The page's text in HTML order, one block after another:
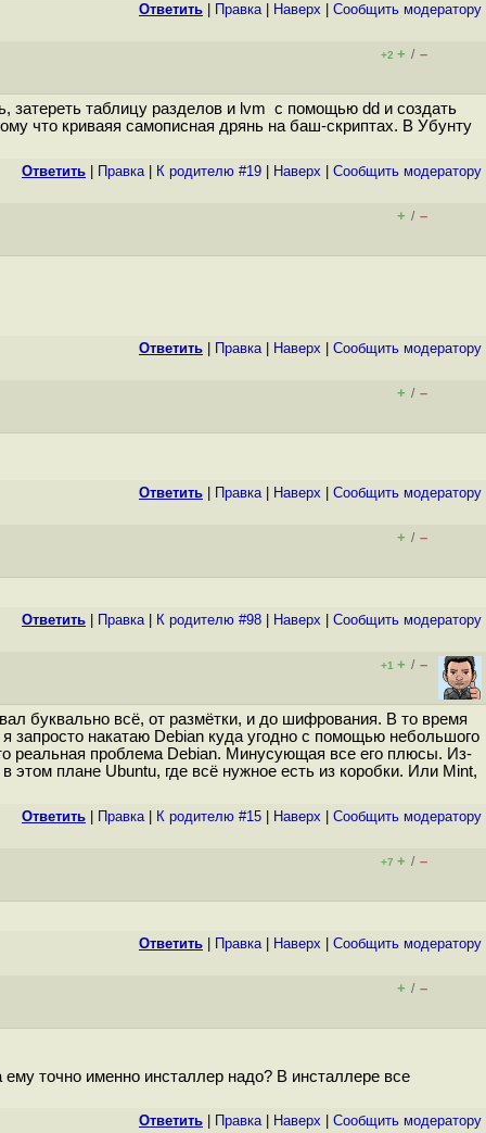
Ответить Правка| Наверх Cообщить модератору
+2 + / –
затереть таблицу разделов и lvm с помощью dd и создать
что криваяя самописная дрянь на баш-скриптах. В Убунту
Ответить Правка| К родителю #19 Наверх Cообщить модератору
+ / –
Ответить Правка| Наверх Cообщить модератору
+ / –
Ответить Правка| Наверх Cообщить модератору
+ / –
Ответить Правка| К родителю #98 Наверх Cообщить модератору
+1 + / –
буквально всё, от размётки, и до шифрования. В то время
запросто накатаю Debian куда угодно с помощью небольшого
реальная проблема Debian. Минусующая все его плюсы. Из-
этом плане Ubuntu, где всё нужное есть из коробки. Или Mint,
Ответить Правка| К родителю #15 Наверх Cообщить модератору
+7 + / –
Ответить Правка| Наверх Cообщить модератору
+ / –
точно именно инсталлер надо? В инсталлере все
Ответить Правка| Наверх Cообщить модератору